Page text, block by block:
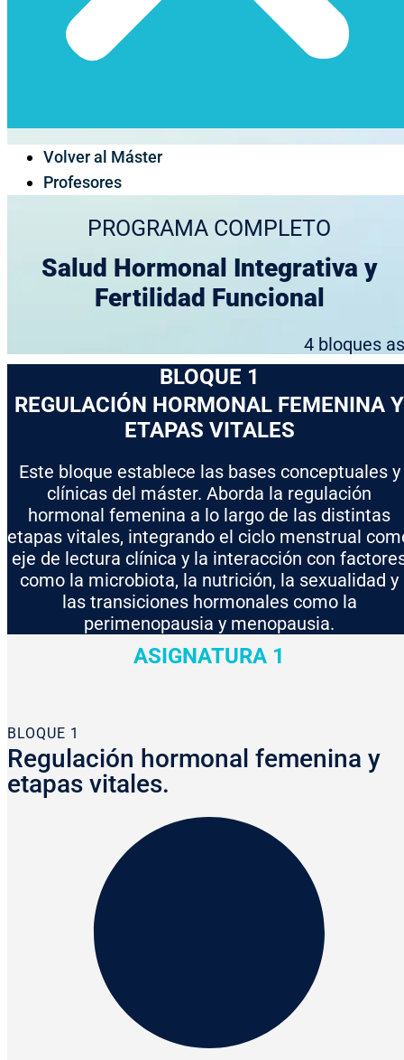
Volver al Máster
Profesores
PROGRAMA COMPLETO
Salud Hormonal Integrativa y
Fertilidad Funcional
4 bloques
BLOQUE 1
REGULACIÓN HORMONAL FEMENINA Y
ETAPAS VITALES
Este bloque establece las bases conceptuales y
clínicas del máster. Aborda la regulación
hormonal femenina a lo largo de las distintas
etapas vitales, integrando el ciclo menstrual
eje de lectura clínica y la interacción con
como la microbiota, la nutrición, la sexualidad y
las transiciones hormonales como la
perimenopausia y menopausia.
ASIGNATURA 1
BLOQUE 1
Regulación hormonal femenina y
etapas vitales.